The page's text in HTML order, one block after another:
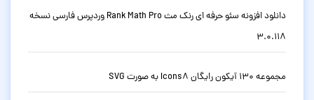
دانلود افزونه سئو حرفه ای رنک مث Rank Math Pro وردپرس فارسی نسخه
3.0.118
مجموعه 130 آیکون رایگان Icons8 به صورت SVG